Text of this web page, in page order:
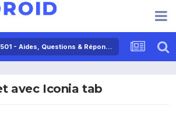
Acer Iconia Tab A500/501 - Aides, Questions & Réponses
avec Iconia tab